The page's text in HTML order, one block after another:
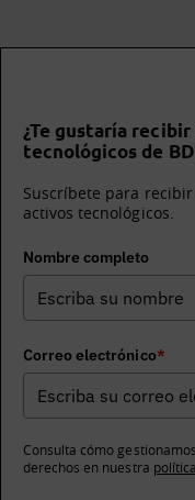
¿Te gustaría
tecnológicos de
Suscríbete para
activos tecnológicos.
Nombre completo
Correo electrónico*
Consulta cómo
derechos en nuestra